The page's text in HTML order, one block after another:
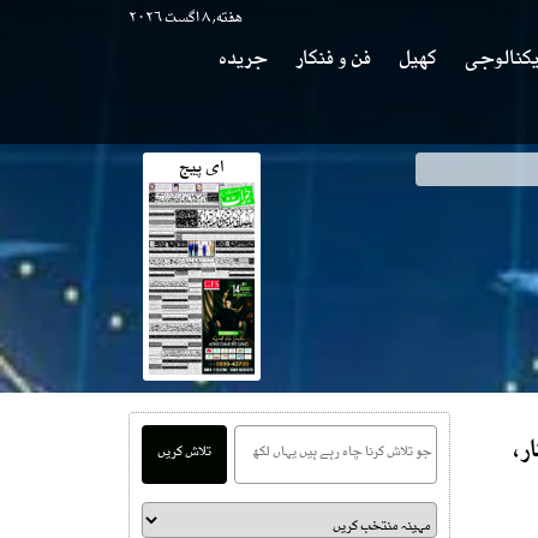
هفته, ۸ اگست ۲۰۲۶
کھیل فن و فنکار
جریدہ
جی کاانکشاف ای پیج
تلاش کریں